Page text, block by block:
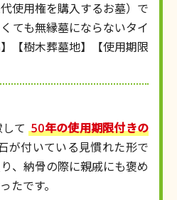
使用権を購入するお墓）で
ても無縁墓にならないタイ
【樹木葬墓地】【使用期限
て 50年の使用期限付きの
が付いている見慣れた形で
、納骨の際に親戚にも褒め
たです。